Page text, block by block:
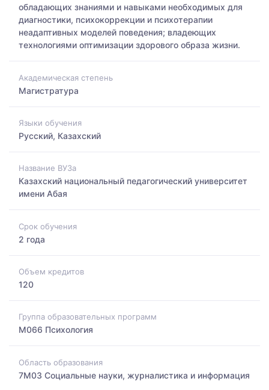
обладающих знаниями и навыками необходимых для
диагностики, психокоррекции и психотерапии
неадаптивных моделей поведения; владеющих
технологиями оптимизации здорового образа жизни.
Академическая степень
Магистратура
Языки обучения
Русский, Казахский
Название ВУЗа
Казахский национальный педагогический университет
имени Абая
Срок обучения
2 года
Объем кредитов
120
Группа образовательных программ
M066 Психология
Область образования
7M03 Социальные науки, журналистика и информация